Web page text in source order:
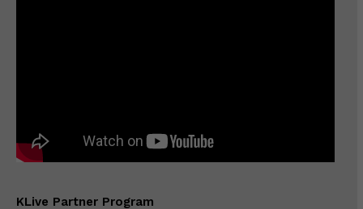
KLive Partner Program